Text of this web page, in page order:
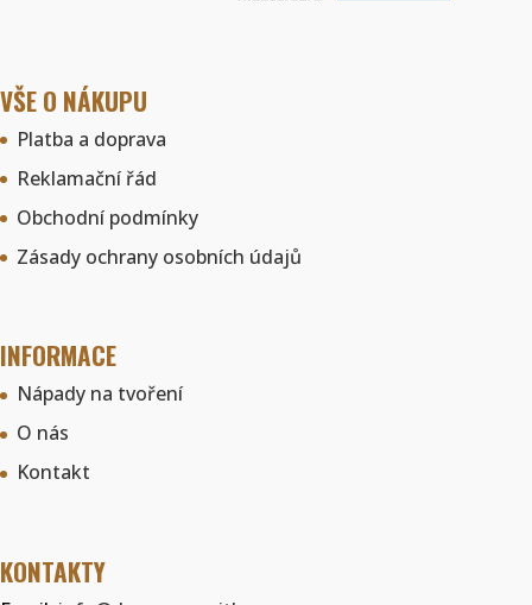
VŠE O NÁKUPU
Platba a doprava
Reklamační řád
Obchodní podmínky
Zásady ochrany osobních údajů
INFORMACE
Nápady na tvoření
O nás
Kontakt
KONTAKTY